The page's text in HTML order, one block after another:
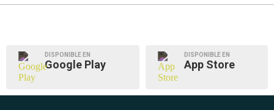
DISPONIBLE EN
Google Play
DISPONIBLE EN
App Store